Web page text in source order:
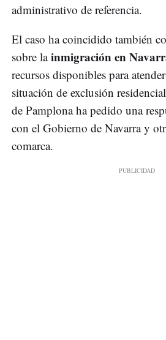
administrativo de referencia.
El caso ha coincidido también
sobre lainmigración en
recursos disponibles para
situación de exclusión
de Pamplona ha pedido una
con el Gobierno de Navarra y
comarca.